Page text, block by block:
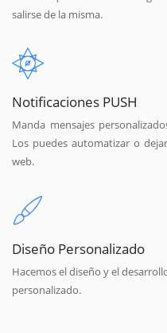
salirse de la misma.
Notificaciones PUSH
Manda mensajes
Los puedes automatizar o
web.
Diseño Personalizado
Hacemos el diseño y el
personalizado.